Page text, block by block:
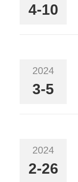
4-10
2024
3-5
2024
2-26